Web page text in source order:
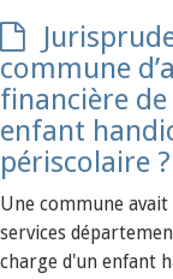
commune
financière de
enfant
périscolaire ?
Une commune avait
services
charge d'un enfant